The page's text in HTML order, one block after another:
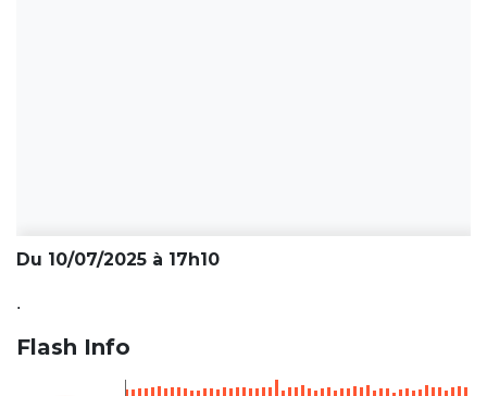
Du 10/07/2025 à 17h10
.
Flash Info